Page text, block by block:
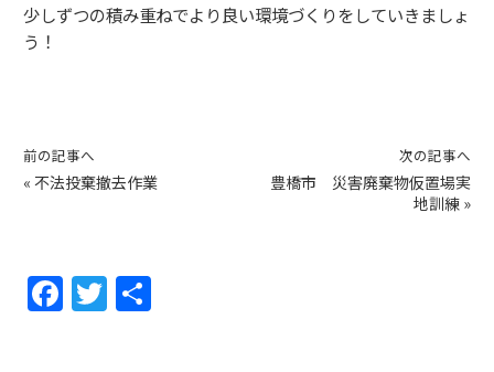
少しずつの積み重ねでより良い環境づくりをしていきましょ
う！
前の記事へ
« 不法投棄撤去作業
次の記事へ
豊橋市 災害廃棄物仮置場実
地訓練 »
F
a
T
w